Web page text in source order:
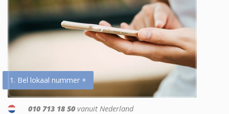
1. Bel lokaal nummer +
010 713 18 50 vanuit Nederland